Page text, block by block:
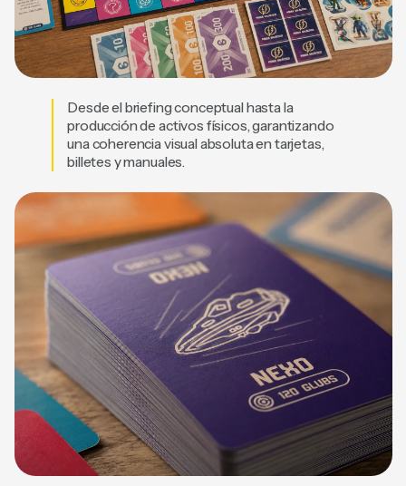
Desde el briefing conceptual hasta la
producción de activos físicos, garantizando
una coherencia visual absoluta en tarjetas,
billetes y manuales.